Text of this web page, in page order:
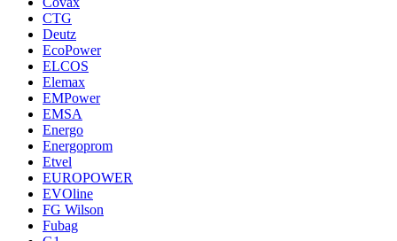
CTG
Deutz
EcoPower
ELCOS
Elemax
EMPower
EMSA
Energo
Energoprom
Etvel
EUROPOWER
EVOline
FG Wilson
Fubag